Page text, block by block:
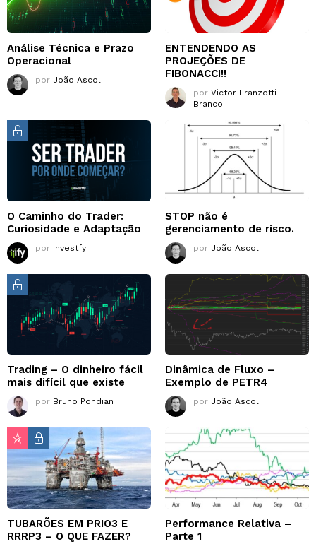
Análise Técnica e Prazo
Operacional
por João Ascoli
ENTENDENDO AS
PROJEÇÕES DE
FIBONACCI!!
por Victor Franzotti
Branco
O Caminho do Trader:
Curiosidade e Adaptação
por Investfy
STOP não é
gerenciamento de risco.
por João Ascoli
Trading – O dinheiro fácil
mais difícil que existe
por Bruno Pondian
Dinâmica de Fluxo –
Exemplo de PETR4
por João Ascoli
TUBARÕES EM PRIO3 E
RRRP3 – O QUE FAZER?
Performance Relativa –
Parte 1